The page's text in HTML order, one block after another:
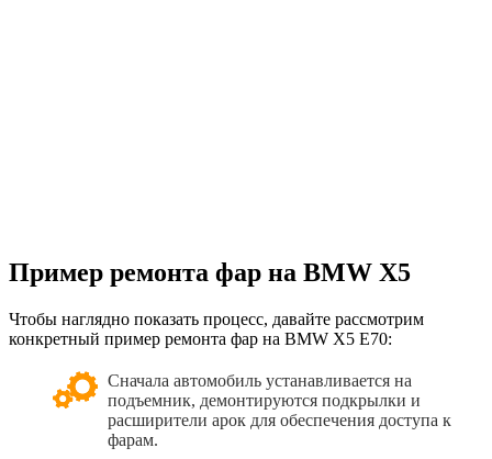
Пример ремонта фар на BMW X5
Чтобы наглядно показать процесс, давайте рассмотрим
конкретный пример ремонта фар на BMW X5 E70:
Сначала автомобиль устанавливается на
подъемник, демонтируются подкрылки и
расширители арок для обеспечения доступа к
фарам.